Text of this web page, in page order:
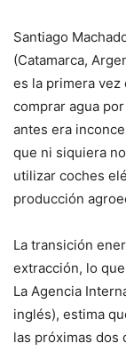
Santiago
(Catamarca,
es la primera vez
comprar agua
antes era
que ni siquiera
utilizar coches
producción
La transición
extracción, lo
La Agencia
inglés), estima
las próximas dos